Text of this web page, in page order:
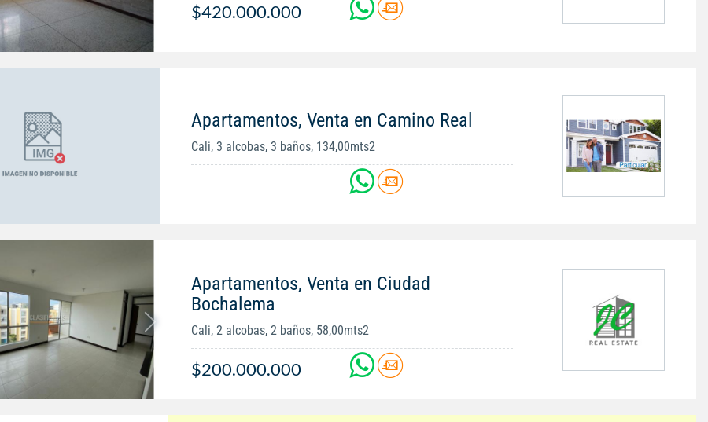
$420.000.000
Apartamentos, Venta en Camino Real
Cali, 3 alcobas, 3 baños, 134,00mts2
Apartamentos, Venta en Ciudad
Bochalema
Cali, 2 alcobas, 2 baños, 58,00mts2
$200.000.000